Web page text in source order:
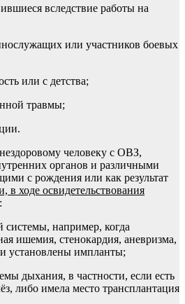
вследствие работы на
или участников боевых
или с детства;
травмы;
человеку с ОВЗ,
органов и различными
с рождения или как результат
в ходе освидетельствования
:
например, когда
ишемия, стенокардия, аневризма,
установлены импланты;
дыхания, в частности, если есть
либо имела место трансплантация